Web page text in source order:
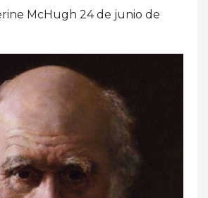
McHugh 24 de junio de